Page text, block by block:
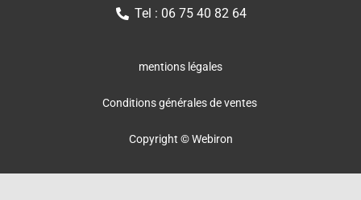
Tel : 06 75 40 82 64
mentions légales
Conditions générales de ventes
Copyright © Webiron